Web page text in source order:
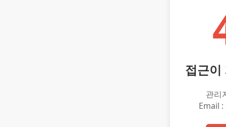
접근이
관리
Email